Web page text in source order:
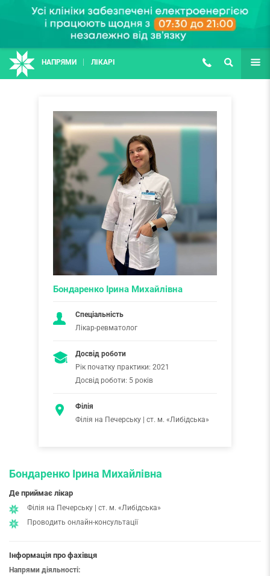
НАПРЯМИ ЛІКАРІ (067) 127-03-03
ПОШУК ЩЕ
Бондаренко Ірина Михайлівна
Спеціальність
Лікар-ревматолог
Досвід роботи
Рік початку практики: 2021
Досвід роботи: 5 років
Філія
Філія на Печерську | ст. м. «Либідська»
Бондаренко Ірина Михайлівна
Де приймає лікар
Філія на Печерську | ст. м. «Либідська»
Проводить онлайн-консультації
Інформація про фахівця
Напрями діяльності: